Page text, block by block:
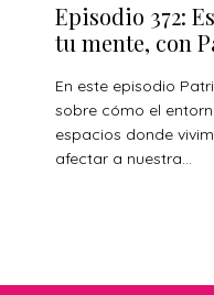
Episodio 372:
tu mente, con
En este episodio
sobre cómo el
espacios donde
afectar a nuestra...